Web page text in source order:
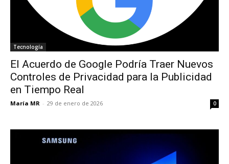
Tecnología
El Acuerdo de Google Podría Traer Nuevos
Controles de Privacidad para la Publicidad
en Tiempo Real
María MR - 29 de enero de 2026 0